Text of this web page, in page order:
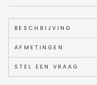
BESCHRIJVING
AFMETINGEN
STEL EEN VRAAG